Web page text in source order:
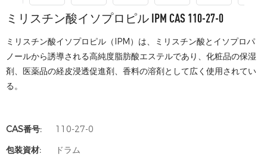
ミリスチン酸イソプロピル IPM CAS 110-27-0
ミリスチン酸イソプロピル（IPM）は、ミリスチン酸とイソプロパ
ノールから誘導される高純度脂肪酸エステルであり、化粧品の保湿
剤、医薬品の経皮浸透促進剤、香料の溶剤として広く使用されてい
る。
CAS番号:
110-27-0
包装資材:
ドラム